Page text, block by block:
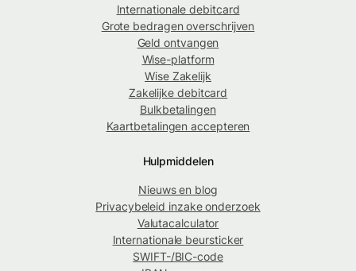
Internationale debitcard
Grote bedragen overschrijven
Geld ontvangen
Wise-platform
Wise Zakelijk
Zakelijke debitcard
Bulkbetalingen
Kaartbetalingen accepteren
Hulpmiddelen
Nieuws en blog
Privacybeleid inzake onderzoek
Valutacalculator
Internationale beursticker
SWIFT-/BIC-code